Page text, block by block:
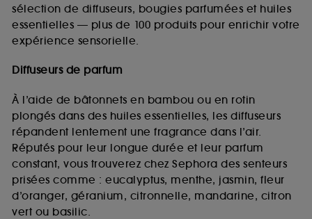
sélection de diffuseurs, bougies parfumées et huiles
essentielles — plus de 100 produits pour enrichir votre
expérience sensorielle.
Diffuseurs de parfum
À l’aide de bâtonnets en bambou ou en rotin
plongés dans des huiles essentielles, les diffuseurs
répandent lentement une fragrance dans l’air.
Réputés pour leur longue durée et leur parfum
constant, vous trouverez chez Sephora des senteurs
prisées comme : eucalyptus, menthe, jasmin, fleur
d’oranger, géranium, citronnelle, mandarine, citron
vert ou basilic.